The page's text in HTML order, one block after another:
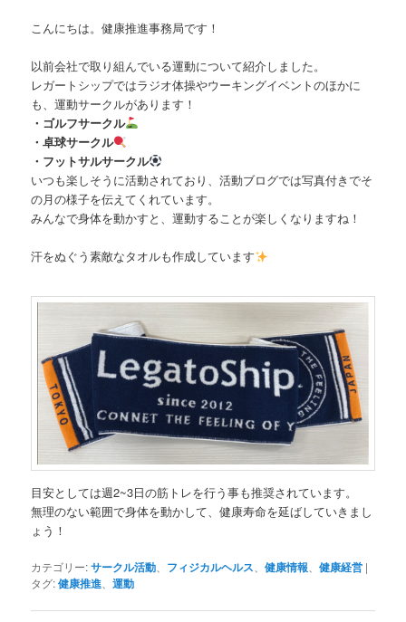
こんにちは。健康推進事務局です！
以前会社で取り組んでいる運動について紹介しました。
レガートシップではラジオ体操やウーキングイベントのほかに
も、運動サークルがあります！
・ゴルフサークル
・卓球サークル
・フットサルサークル
いつも楽しそうに活動されており、活動ブログでは写真付きでそ
の月の様子を伝えてくれています。
みんなで身体を動かすと、運動することが楽しくなりますね！
汗をぬぐう素敵なタオルも作成しています
目安としては週2~3日の筋トレを行う事も推奨されています。
無理のない範囲で身体を動かして、健康寿命を延ばしていきまし
ょう！
カテゴリー:サークル活動 フィジカルヘルス 、健康情報 、健康経営 |
タグ:健康推進 、運動